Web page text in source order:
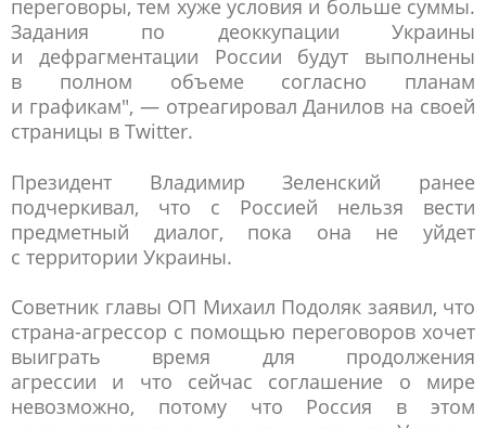
переговоры, тем хуже условия и больше суммы.
Задания по деоккупации Украины
и дефрагментации России будут выполнены
в полном объеме согласно планам
и графикам", — отреагировал Данилов на своей
страницы в Twitter.
Президент Владимир Зеленский ранее
подчеркивал, что с Россией нельзя вести
предметный диалог, пока она не уйдет
с территории Украины.
Советник главы ОП Михаил Подоляк заявил, что
страна-агрессор с помощью переговоров хочет
выиграть время для продолжения
агрессии и что сейчас соглашение о мире
невозможно, потому что Россия в этом